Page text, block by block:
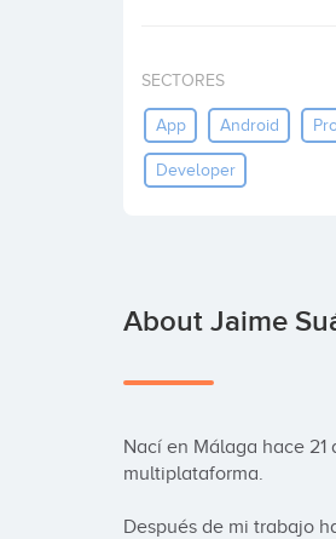
SECTORES
App Android
Developer
About Jaime
Nací en Málaga hace
multiplataforma.
Después de mi trabajo